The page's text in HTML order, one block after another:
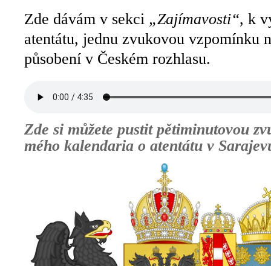
Zde dávám v sekci „Zajímavosti“, k
atentátu, jednu zvukovou vzpomínku
působení v Českém rozhlasu.
Zde si můžete pustit pětiminutovou
mého kalendaria o atentátu v